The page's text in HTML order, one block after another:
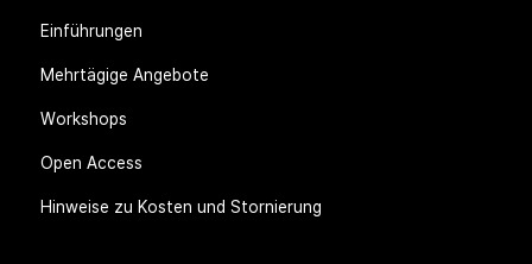
Einführungen
Mehrtägige Angebote
Workshops
Open Access
Hinweise zu Kosten und Stornierung